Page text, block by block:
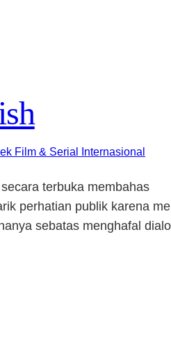
Film & Serial Internasional
terbuka membahas
perhatian publik karena
sebatas menghafal